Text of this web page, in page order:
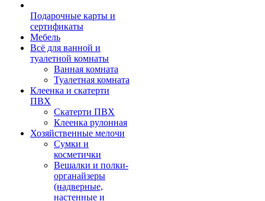
Подарочные карты и
сертификаты
Мебель
Всё для ванной и
туалетной комнаты
Ванная комната
Туалетная комната
Клеенка и скатерти
ПВХ
Скатерти ПВХ
Клеенка рулонная
Хозяйственные мелочи
Сумки и
косметички
Вешалки и полки-
органайзеры
(надверные,
настенные и